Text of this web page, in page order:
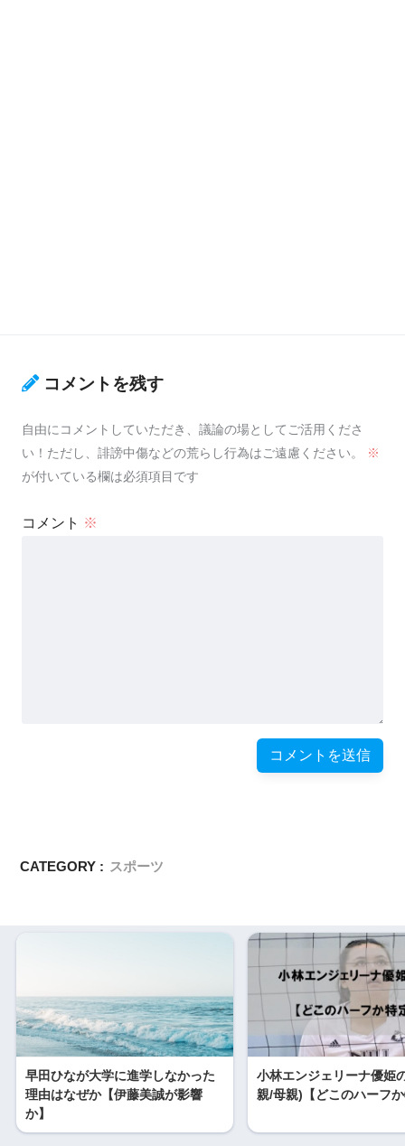
コメントを残す
自由にコメントしていただき、議論の場としてご活用くださ
い！ただし、誹謗中傷などの荒らし行為はご遠慮ください。
※
が付いている欄は必須項目です
コメント ※
CATEGORY : スポーツ
早田ひなが大学に進学しなかった
理由はなぜか【伊藤美誠が影響
か】
小林エンジェリーナ優姫
親/母親)【どこのハーフ